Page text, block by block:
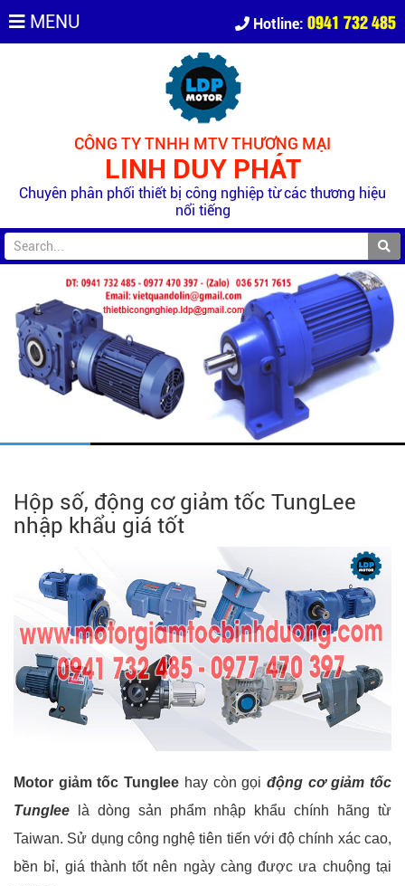
MENU Hotline: 0941 732 485
CÔNG TY TNHH MTV THƯƠNG MẠI
LINH DUY PHÁT
Chuyên phân phối thiết bị công nghiệp từ các thương hiệu
nổi tiếng
Hộp số, động cơ giảm tốc TungLee
nhập khẩu giá tốt
Motor giảm tốc Tunglee hay còn gọi động cơ giảm tốc
Tunglee là dòng sản phẩm nhập khẩu chính hãng từ
Taiwan. Sử dụng công nghệ tiên tiến với độ chính xác cao,
bền bỉ, giá thành tốt nên ngày càng được ưa chuộng tại